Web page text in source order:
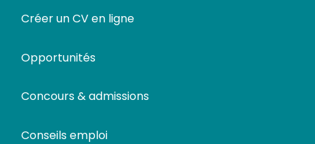
Créer un CV en ligne
Opportunités
Concours & admissions
Conseils emploi